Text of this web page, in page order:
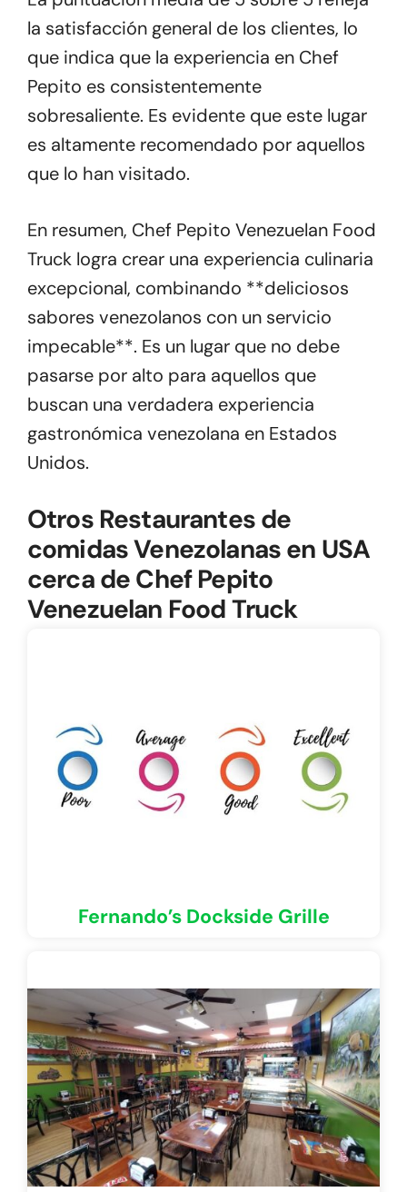
la satisfacción general de los clientes, lo
que indica que la experiencia en Chef
Pepito es consistentemente
sobresaliente. Es evidente que este lugar
es altamente recomendado por aquellos
que lo han visitado.
En resumen, Chef Pepito Venezuelan Food
Truck logra crear una experiencia culinaria
excepcional, combinando **deliciosos
sabores venezolanos con un servicio
impecable**. Es un lugar que no debe
pasarse por alto para aquellos que
buscan una verdadera experiencia
gastronómica venezolana en Estados
Unidos.
Otros Restaurantes de
comidas Venezolanas en USA
cerca de Chef Pepito
Venezuelan Food Truck
Fernando’s Dockside Grille